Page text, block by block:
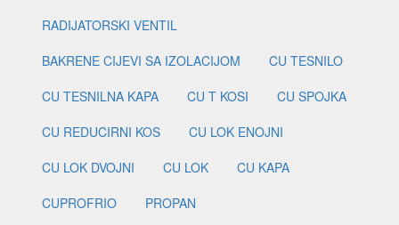
RADIJATORSKI VENTIL
BAKRENE CIJEVI SA IZOLACIJOM
CU TESNILO
CU TESNILNA KAPA
CU T KOSI
CU SPOJKA
CU REDUCIRNI KOS
CU LOK ENOJNI
CU LOK DVOJNI
CU LOK
CU KAPA
CUPROFRIO
PROPAN